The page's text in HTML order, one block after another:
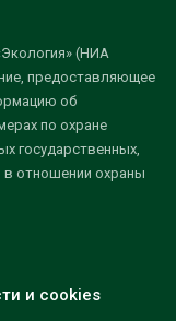
(НИА
предоставляющее
об
по охране
государственных,
в отношении охраны
и cookies